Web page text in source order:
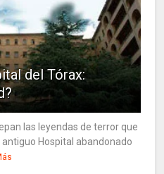
del Tórax:
las leyendas de terror que
Hospital abandonado